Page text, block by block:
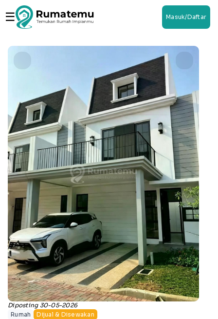
☰ Masuk/Daftar
Diposting 30-05-2026
Rumah
Dijual & Disewakan